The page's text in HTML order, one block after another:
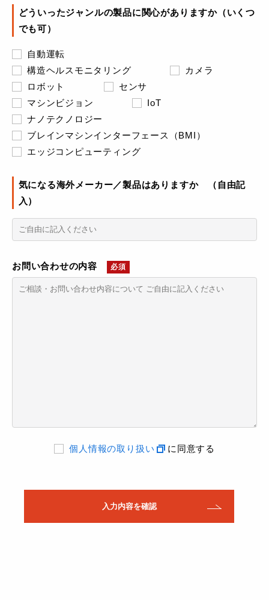
どういったジャンルの製品に関心がありますか（いくつ
でも可）
自動運転
構造ヘルスモニタリング
カメラ
ロボット
センサ
マシンビジョン
IoT
ナノテクノロジー
ブレインマシンインターフェース（BMI）
エッジコンピューティング
気になる海外メーカー／製品はありますか （自由記
入）
お問い合わせの内容 必須
個人情報の取り扱い に同意する